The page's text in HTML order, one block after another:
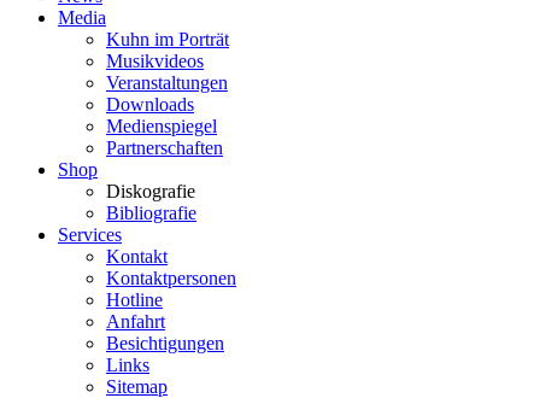
Media
Kuhn im Porträt
Musikvideos
Veranstaltungen
Downloads
Medienspiegel
Partnerschaften
Shop
Diskografie
Bibliografie
Services
Kontakt
Kontaktpersonen
Hotline
Anfahrt
Besichtigungen
Links
Sitemap